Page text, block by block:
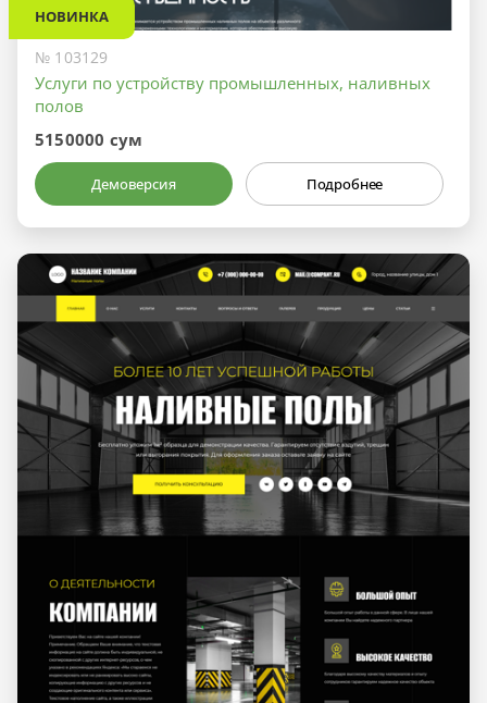
НОВИНКА
№ 103129
Услуги по устройству промышленных, наливных
полов
5150000 сум
Демоверсия Подробнее